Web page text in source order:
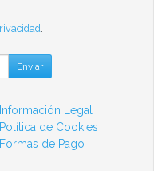
Enviar
Información Legal
Política de Cookies
Formas de Pago